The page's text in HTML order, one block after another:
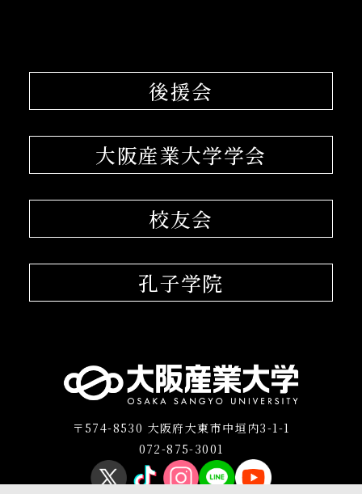
後援会
大阪産業大学学会
校友会
孔子学院
〒574-8530 大阪府大東市中垣内3-1-1
072-875-3001